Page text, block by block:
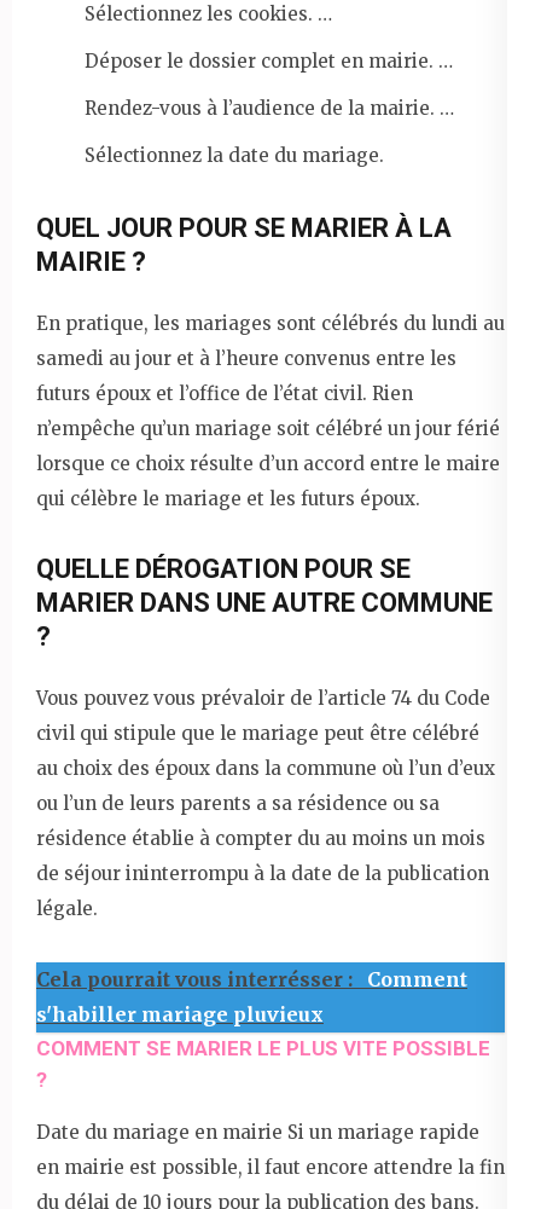
Sélectionnez les cookies. …
Déposer le dossier complet en mairie. …
Rendez-vous à l’audience de la mairie. …
Sélectionnez la date du mariage.
QUEL JOUR POUR SE MARIER À LA
MAIRIE ?
En pratique, les mariages sont célébrés du lundi au
samedi au jour et à l’heure convenus entre les
futurs époux et l’office de l’état civil. Rien
n’empêche qu’un mariage soit célébré un jour férié
lorsque ce choix résulte d’un accord entre le maire
qui célèbre le mariage et les futurs époux.
QUELLE DÉROGATION POUR SE
MARIER DANS UNE AUTRE COMMUNE
?
Vous pouvez vous prévaloir de l’article 74 du Code
civil qui stipule que le mariage peut être célébré
au choix des époux dans la commune où l’un d’eux
ou l’un de leurs parents a sa résidence ou sa
résidence établie à compter du au moins un mois
de séjour ininterrompu à la date de la publication
légale.
Cela pourrait vous interrésser :
Comment
s'habiller mariage pluvieux
COMMENT SE MARIER LE PLUS VITE POSSIBLE
?
Date du mariage en mairie Si un mariage rapide
en mairie est possible, il faut encore attendre la fin
du délai de 10 jours pour la publication des bans.